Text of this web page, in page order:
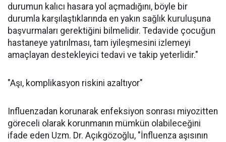
durumun kalıcı hasara yol açmadığını, böyle bir
durumla karşılaştıklarında en yakın sağlık kuruluşuna
başvurmaları gerektiğini bilmelidir. Tedavide çocuğun
hastaneye yatırılması, tam iyileşmesini izlemeyi
amaçlayan destekleyici tedavi ve takip yeterlidir."
"Aşı, komplikasyon riskini azaltıyor"
Influenzadan korunarak enfeksiyon sonrası miyozitten
göreceli olarak korunmanın mümkün olabileceğini
ifade eden Uzm. Dr. Açıkgözoğlu, "İnfluenza aşısının